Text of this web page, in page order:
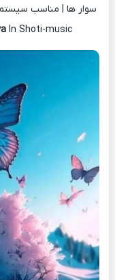
سوار ها | مناسب
In Shoti-music